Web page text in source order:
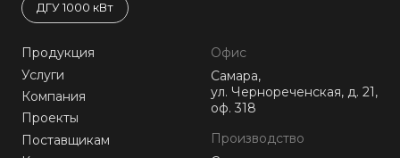
ДГУ 1000 кВт
Продукция
Услуги
Компания
Проекты
Поставщикам
Офис
Самара,
ул. Чернореченская, д. 21,
оф. 318
Производство